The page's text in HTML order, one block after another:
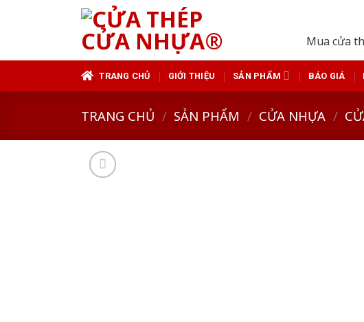
Mua cửa
TRANG CHỦ GIỚI THIỆU SẢN PHẨM BÁO GIÁ
TRANG CHỦ / SẢN PHẨM / CỬA NHỰA /